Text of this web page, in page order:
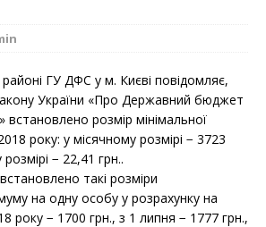
ГУ ДФС у м. Києві повідомляє,
України «Про Державний бюджет
встановлено розмір мінімальної
року: у місячному розмірі − 3723
− 22,41 грн..
такі розміри
на одну особу у розрахунку на
року − 1700 грн., з 1 липня − 1777 грн.,